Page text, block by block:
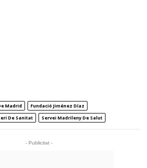
Madrid
Fundació Jiménez Díaz
De Sanitat Servei Madrileny De Salut
- Publicitat -